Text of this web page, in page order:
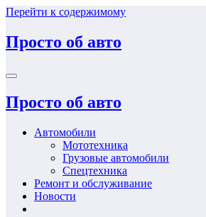
Перейти к содержимому
Просто об авто
Просто об авто
Автомобили
Мототехника
Грузовые автомобили
Спецтехника
Ремонт и обслуживание
Новости